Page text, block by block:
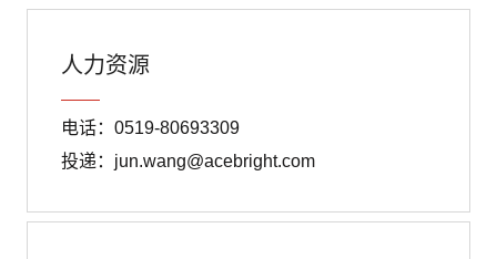
人力资源
电话：0519-80693309
投递：jun.wang@acebright.com